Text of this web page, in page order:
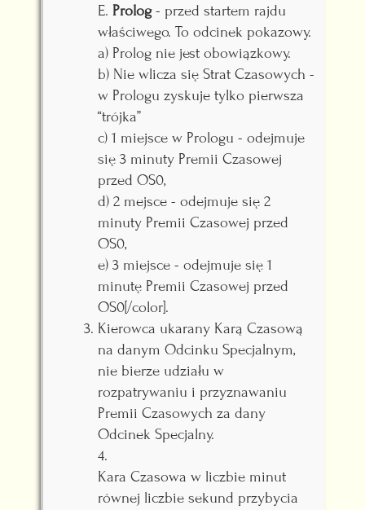
E. Prolog- przed startem rajdu
właściwego. To odcinek pokazowy.
a) Prolog nie jest obowiązkowy.
b) Nie wlicza się Strat Czasowych -
w Prologu zyskuje tylko pierwsza
“trójka”
c) 1 miejsce w Prologu - odejmuje
się 3 minuty Premii Czasowej
przed OS0,
d) 2 mejsce - odejmuje się 2
minuty Premii Czasowej przed
OS0,
e) 3 miejsce - odejmuje się 1
minutę Premii Czasowej przed
OS0[/color].
Kierowca ukarany Karą Czasową
na danym Odcinku Specjalnym,
nie bierze udziału w
rozpatrywaniu i przyznawaniu
Premii Czasowych za dany
Odcinek Specjalny.
4.
Kara Czasowa w liczbie minut
równej liczbie sekund przybycia